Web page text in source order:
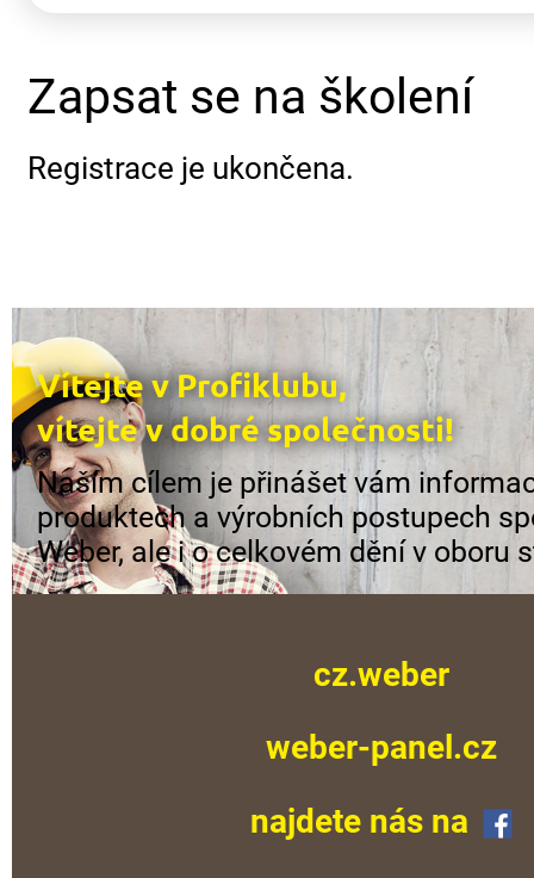
Zapsat se na školení
Registrace je ukončena.
Vítejte v Profiklubu,
vítejte v dobré společnosti!
Naším cílem je přinášet vám
produktech a výrobních postupech
Weber, ale i o celkovém dění v oboru
cz.weber
weber-panel.cz
najdete nás na